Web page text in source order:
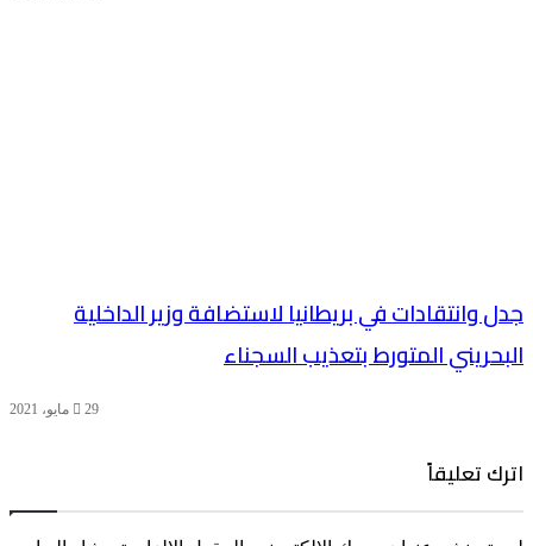
جدل وانتقادات في بريطانيا لاستضافة وزير الداخلية
البحريني المتورط بتعذيب السجناء
29 مايو، 2021
اترك تعليقاً